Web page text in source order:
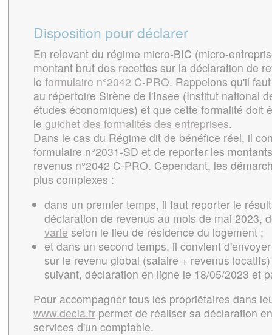
Disposition pour déclarer
En relevant du régime micro-BIC (micro-
montant brut des recettes sur la déclaration de
le formulaire n°2042 C-PRO. Rappelons qu'il
au répertoire Sirène de l'Insee (Institut national
études économiques) et que cette formalité doit
le guichet des formalités des entreprises.
Dans le cas du Régime dit de bénéfice réel, il
formulaire n°2031-SD et de reporter les
revenus n°2042 C-PRO. Cependant, les
plus complexes :
dans un premier temps, il faut reporter le
déclaration de revenus au mois de mai 2023,
varie selon le lieu de résidence du logement ;
et dans un second temps, il convient
sur le revenu global (salaire + revenus
suivant, déclaration en ligne le 18/05/2023 et
Pour accompagner tous les propriétaires dans
www.decla.fr permet de réaliser sa déclaration
services d'un comptable.